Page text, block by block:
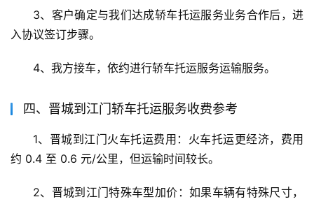
3、客户确定与我们达成轿车托运服务业务合作后，进
入协议签订步骤。
4、我方接车，依约进行轿车托运服务运输服务。
四、晋城到江门轿车托运服务收费参考
1、晋城到江门火车托运费用：火车托运更经济，费用
约 0.4 至 0.6 元/公里，但运输时间较长。
2、晋城到江门特殊车型加价：如果车辆有特殊尺寸，